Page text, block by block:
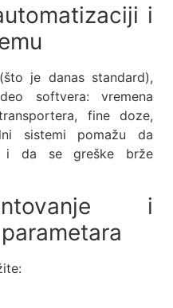
i
je danas standard),
softvera: vremena
fine doze,
sistemi pomažu da
i da se greške brže
i